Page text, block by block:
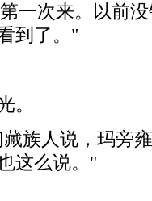
一次来。以前
到了。 "
。
族人说，玛旁
这么说。 "